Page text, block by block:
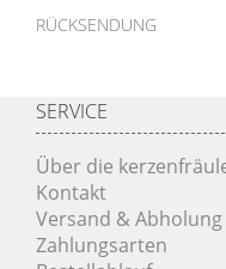
RÜCKSENDUNG
SERVICE
Über die
Kontakt
Versand & Abholung
Zahlungsarten